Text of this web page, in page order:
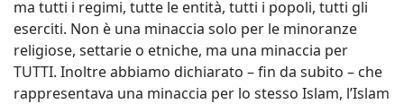
ma tutti i regimi, tutte le entità, tutti i popoli, tutti gli
eserciti. Non è una minaccia solo per le minoranze
religiose, settarie o etniche, ma una minaccia per
TUTTI. Inoltre abbiamo dichiarato – fin da subito – che
rappresentava una minaccia per lo stesso Islam, l’Islam